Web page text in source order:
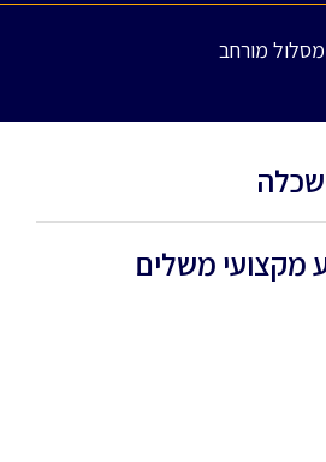
מורחב
מקצועי משלים